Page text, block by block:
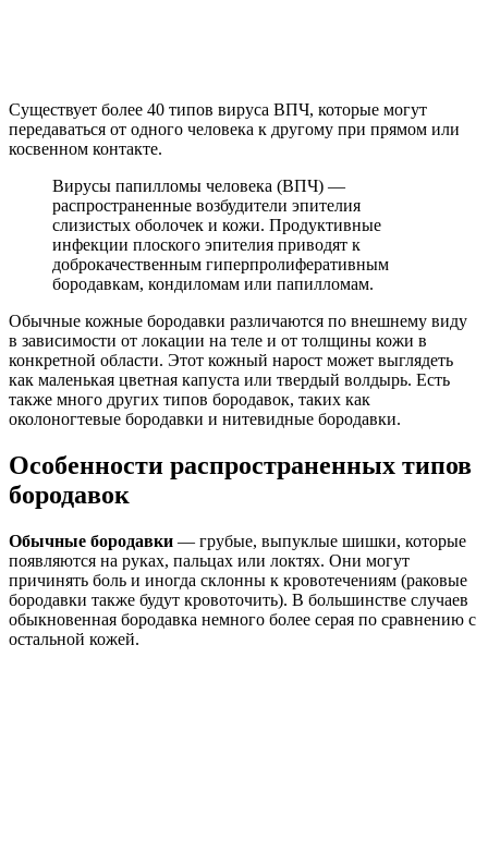
Существует более 40 типов вируса ВПЧ, которые могут
передаваться от одного человека к другому при прямом или
косвенном контакте.
Вирусы папилломы человека (ВПЧ) —
распространенные возбудители эпителия
слизистых оболочек и кожи. Продуктивные
инфекции плоского эпителия приводят к
доброкачественным гиперпролиферативным
бородавкам, кондиломам или папилломам.
Обычные кожные бородавки различаются по внешнему виду
в зависимости от локации на теле и от толщины кожи в
конкретной области. Этот кожный нарост может выглядеть
как маленькая цветная капуста или твердый волдырь. Есть
также много других типов бородавок, таких как
околоногтевые бородавки и нитевидные бородавки.
Особенности распространенных типов
бородавок
Обычные бородавки — грубые, выпуклые шишки, которые
появляются на руках, пальцах или локтях. Они могут
причинять боль и иногда склонны к кровотечениям (раковые
бородавки также будут кровоточить). В большинстве случаев
обыкновенная бородавка немного более серая по сравнению с
остальной кожей.